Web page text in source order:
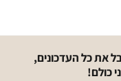
את כל העדכונים,
כולם!